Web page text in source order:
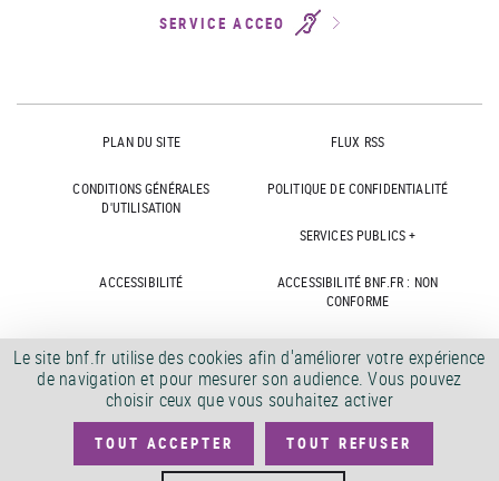
SERVICE ACCEO
PLAN DU SITE FLUX RSS
CONDITIONS GÉNÉRALES
D'UTILISATION
POLITIQUE DE CONFIDENTIALITÉ
SERVICES PUBLICS +
ACCESSIBILITÉ
ACCESSIBILITÉ BNF.FR : NON
CONFORME
MARCHÉS PUBLICS OFFRES D'EMPLOI
DÉMATÉRIALISATION FACTURES CRÉDITS
©
Le site bnf.fr utilise des cookies afin d'améliorer votre expérience
de navigation et pour mesurer son audience. Vous pouvez
choisir ceux que vous souhaitez activer
TOUT ACCEPTER TOUT REFUSER